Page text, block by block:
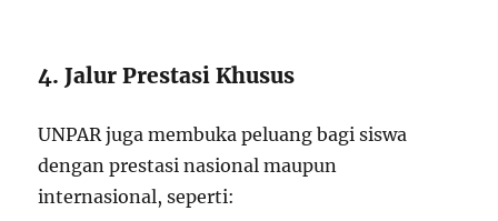
4. Jalur Prestasi Khusus
UNPAR juga membuka peluang bagi siswa
dengan prestasi nasional maupun
internasional, seperti: